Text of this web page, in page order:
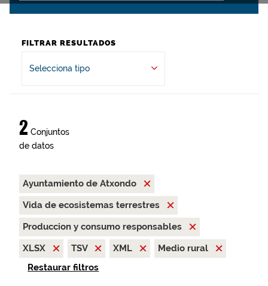
FILTRAR RESULTADOS
Selecciona tipo
2 Conjuntos
de datos
Ayuntamiento de Atxondo
Vida de ecosistemas terrestres
Produccion y consumo responsables
XLSX
TSV XML
Medio rural
Restaurar filtros